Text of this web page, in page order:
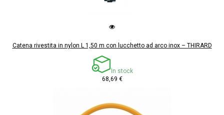
Catena rivestita in nylon L 1,50 m con lucchetto ad arco inox – THIRARD
In stock
68,69 €